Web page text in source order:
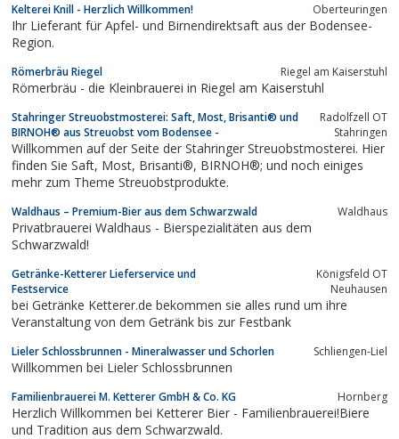
Kelterei Knill - Herzlich Willkommen! Oberteuringen
Ihr Lieferant für Apfel- und Birnendirektsaft aus der Bodensee-
Region.
Römerbräu Riegel Riegel am Kaiserstuhl
Römerbräu - die Kleinbrauerei in Riegel am Kaiserstuhl
Stahringer Streuobstmosterei: Saft, Most, Brisanti® und
BIRNOH® aus Streuobst vom Bodensee -
Radolfzell OT
Stahringen
Willkommen auf der Seite der Stahringer Streuobstmosterei. Hier
finden Sie Saft, Most, Brisanti®, BIRNOH®; und noch einiges
mehr zum Theme Streuobstprodukte.
Waldhaus – Premium-Bier aus dem Schwarzwald Waldhaus
Privatbrauerei Waldhaus - Bierspezialitäten aus dem
Schwarzwald!
Getränke-Ketterer Lieferservice und
Festservice
Königsfeld OT
Neuhausen
bei Getränke Ketterer.de bekommen sie alles rund um ihre
Veranstaltung von dem Getränk bis zur Festbank
Lieler Schlossbrunnen - Mineralwasser und Schorlen Schliengen-Liel
Willkommen bei Lieler Schlossbrunnen
Familienbrauerei M. Ketterer GmbH & Co. KG Hornberg
Herzlich Willkommen bei Ketterer Bier - Familienbrauerei!Biere
und Tradition aus dem Schwarzwald.